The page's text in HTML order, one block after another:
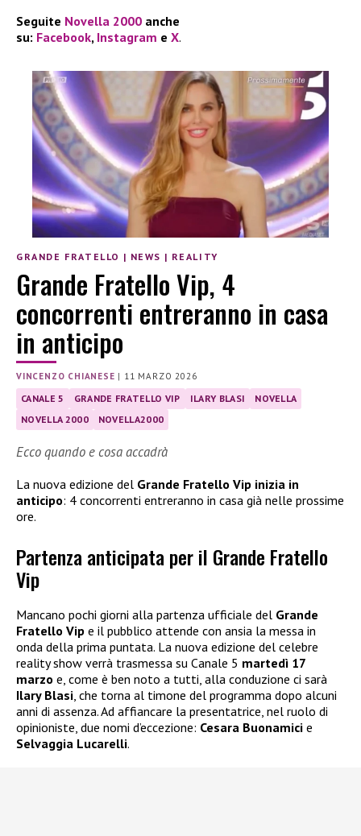
Seguite Novella 2000 anche
su: Facebook, Instagram e X.
GRANDE FRATELLO | NEWS | REALITY
Grande Fratello Vip, 4
concorrenti entreranno in casa
in anticipo
VINCENZO CHIANESE | 11 MARZO 2026
CANALE 5 GRANDE FRATELLO VIP ILARY BLASI
NOVELLA
NOVELLA 2000
NOVELLA2000
Ecco quando e cosa accadrà
La nuova edizione del Grande Fratello Vip inizia in
anticipo: 4 concorrenti entreranno in casa già nelle prossime
ore.
Partenza anticipata per il Grande Fratello
Vip
Mancano pochi giorni alla partenza ufficiale del Grande
Fratello Vip e il pubblico attende con ansia la messa in
onda della prima puntata. La nuova edizione del celebre
reality show verrà trasmessa su Canale 5 martedì 17
marzo e, come è ben noto a tutti, alla conduzione ci sarà
Ilary Blasi, che torna al timone del programma dopo alcuni
anni di assenza. Ad affiancare la presentatrice, nel ruolo di
opinioniste, due nomi d’eccezione: Cesara Buonamici e
Selvaggia Lucarelli.